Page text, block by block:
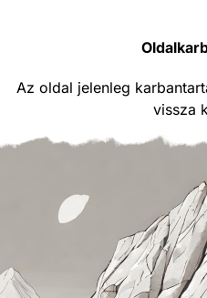
Az oldal jelenleg
vissza